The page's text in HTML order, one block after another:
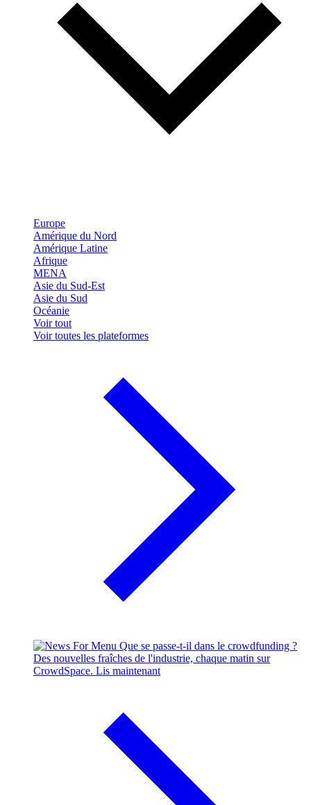
Europe
Amérique du Nord
Amérique Latine
Afrique
MENA
Asie du Sud-Est
Asie du Sud
Océanie
Voir tout
Voir toutes les plateformes
Que se passe-t-il dans le crowdfunding ?
Des nouvelles fraîches de l'industrie, chaque matin sur
CrowdSpace. Lis maintenant